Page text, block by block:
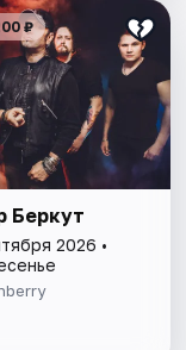
₽
Беркут
2026 •